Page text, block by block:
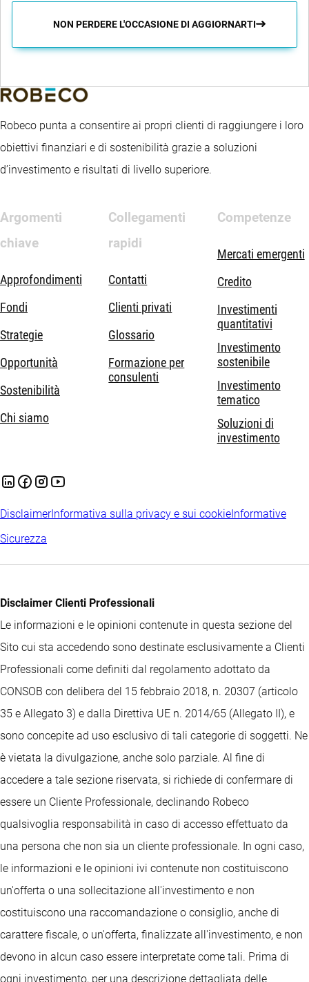
NON PERDERE L'OCCASIONE DI AGGIORNARTI
Robeco punta a consentire ai propri clienti di raggiungere i loro
obiettivi finanziari e di sostenibilità grazie a soluzioni
d’investimento e risultati di livello superiore.
Argomenti
chiave
Approfondimenti
Fondi
Strategie
Opportunità
Sostenibilità
Chi siamo
Collegamenti
rapidi
Contatti
Clienti privati
Glossario
Formazione per
consulenti
Competenze
Mercati emergenti
Credito
Investimenti
quantitativi
Investimento
sostenibile
Investimento
tematico
Soluzioni di
investimento
DisclaimerInformativa sulla privacy e sui cookieInformative
Sicurezza
Disclaimer Clienti Professionali
Le informazioni e le opinioni contenute in questa sezione del
Sito cui sta accedendo sono destinate esclusivamente a Clienti
Professionali come definiti dal regolamento adottato da
CONSOB con delibera del 15 febbraio 2018, n. 20307 (articolo
35 e Allegato 3) e dalla Direttiva UE n. 2014/65 (Allegato II), e
sono concepite ad uso esclusivo di tali categorie di soggetti. Ne
è vietata la divulgazione, anche solo parziale. Al fine di
accedere a tale sezione riservata, si richiede di confermare di
essere un Cliente Professionale, declinando Robeco
qualsivoglia responsabilità in caso di accesso effettuato da
una persona che non sia un cliente professionale. In ogni caso,
le informazioni e le opinioni ivi contenute non costituiscono
un'offerta o una sollecitazione all'investimento e non
costituiscono una raccomandazione o consiglio, anche di
carattere fiscale, o un'offerta, finalizzate all'investimento, e non
devono in alcun caso essere interpretate come tali. Prima di
ogni investimento, per una descrizione dettagliata delle